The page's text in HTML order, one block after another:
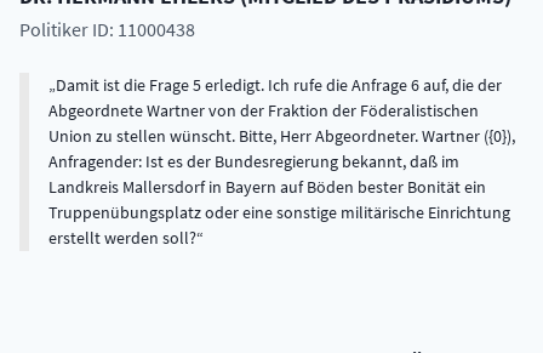
Politiker ID: 11000438
Damit ist die Frage 5 erledigt. Ich rufe die Anfrage 6 auf, die der
Abgeordnete Wartner von der Fraktion der Föderalistischen
Union zu stellen wünscht. Bitte, Herr Abgeordneter. Wartner ({0}),
Anfragender: Ist es der Bundesregierung bekannt, daß im
Landkreis Mallersdorf in Bayern auf Böden bester Bonität ein
Truppenübungsplatz oder eine sonstige militärische Einrichtung
erstellt werden soll?